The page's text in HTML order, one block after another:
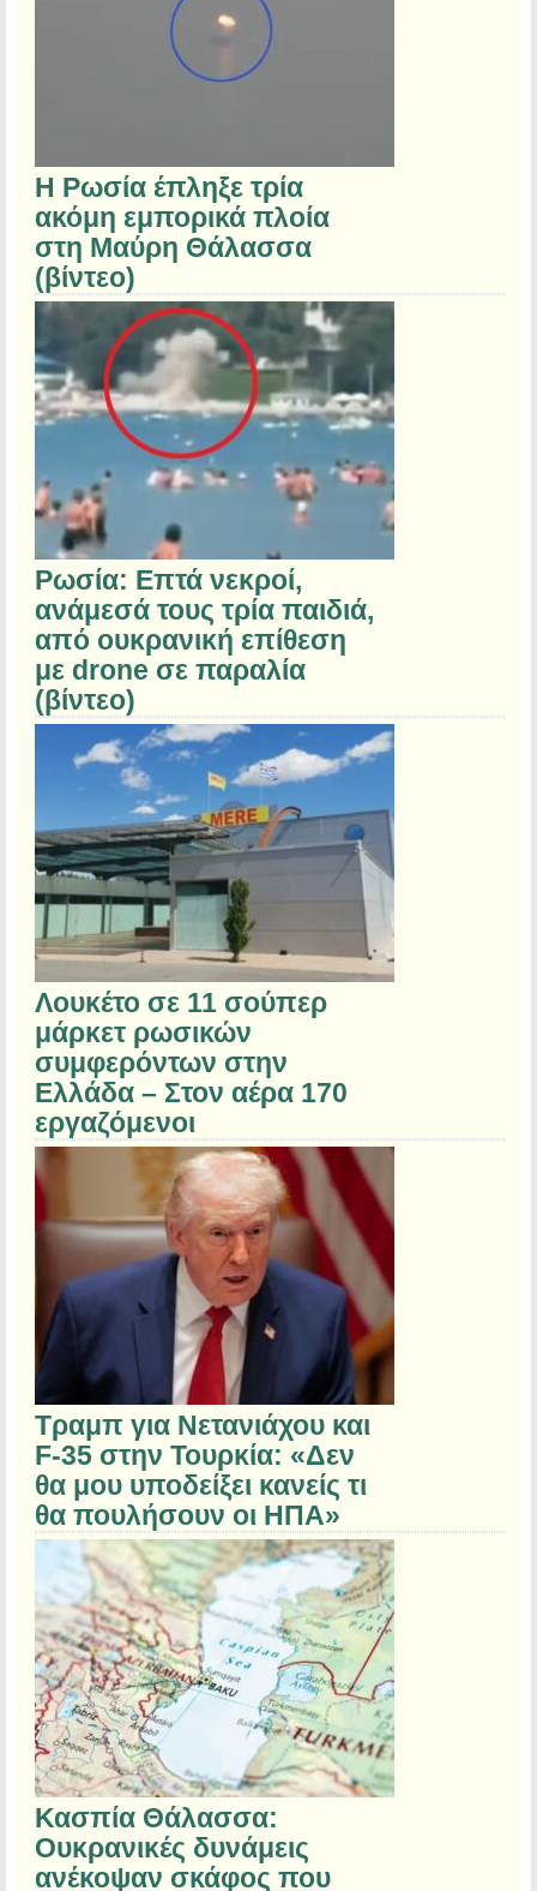
Η Ρωσία έπληξε τρία
ακόμη εμπορικά πλοία
στη Μαύρη Θάλασσα
(βίντεο)
Ρωσία: Επτά νεκροί,
ανάμεσά τους τρία παιδιά,
από ουκρανική επίθεση
με drone σε παραλία
(βίντεο)
Λουκέτο σε 11 σούπερ
μάρκετ ρωσικών
συμφερόντων στην
Ελλάδα – Στον αέρα 170
εργαζόμενοι
Τραμπ για Νετανιάχου και
F-35 στην Τουρκία: «Δεν
θα μου υποδείξει κανείς τι
θα πουλήσουν οι ΗΠΑ»
Κασπία Θάλασσα:
Ουκρανικές δυνάμεις
ανέκοψαν σκάφος που